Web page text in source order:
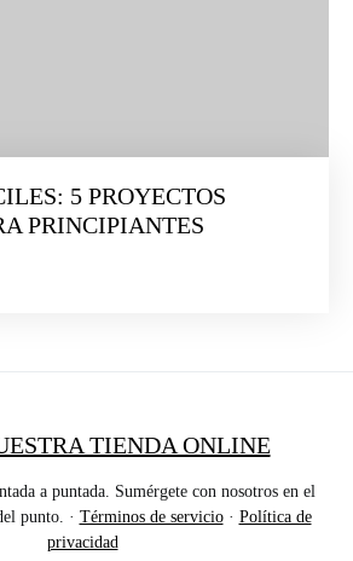
5 PROYECTOS
PRINCIPIANTES
TIENDA ONLINE
a puntada. Sumérgete con nosotros en el
punto. · Términos de servicio· Política de
privacidad